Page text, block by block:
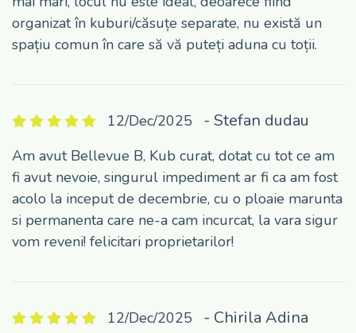
organizat în kuburi/căsuțe separate, nu există un
spațiu comun în care să vă puteți aduna cu toții.
12/Dec/2025 - Stefan dudau
Am avut Bellevue B, Kub curat, dotat cu tot ce am
fi avut nevoie, singurul impediment ar fi ca am fost
acolo la inceput de decembrie, cu o ploaie marunta
si permanenta care ne-a cam incurcat, la vara sigur
vom reveni! felicitari proprietarilor!
12/Dec/2025 - Chirila Adina